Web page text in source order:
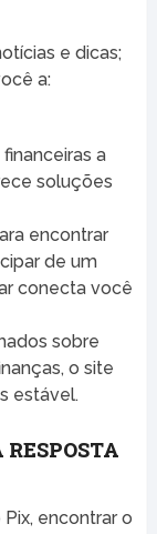
e dicas;
a:
a
soluções
encontrar
de um
conecta você
sobre
o site
estável.
RESPOSTA
encontrar o